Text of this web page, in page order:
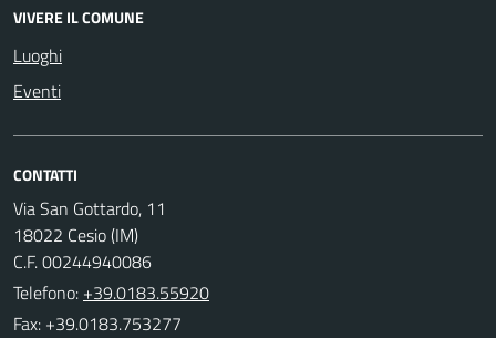
VIVERE IL COMUNE
Luoghi
Eventi
CONTATTI
Via San Gottardo, 11
18022 Cesio (IM)
C.F. 00244940086
Telefono: +39.0183.55920
Fax: +39.0183.753277